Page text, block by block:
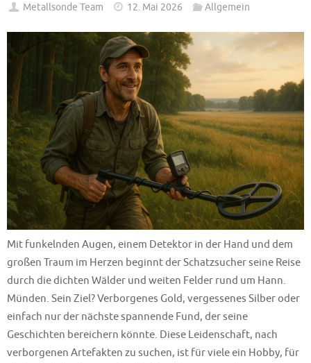
Metallsonde Team 12. Mai 2026 Allgemein
Mit funkelnden Augen, einem Detektor in der Hand und dem
großen Traum im Herzen beginnt der Schatzsucher seine Reise
durch die dichten Wälder und weiten Felder rund um Hann.
Münden. Sein Ziel? Verborgenes Gold, vergessenes Silber oder
einfach nur der nächste spannende Fund, der seine
Geschichten bereichern könnte. Diese Leidenschaft, nach
verborgenen Artefakten zu suchen, ist für viele ein Hobby, für